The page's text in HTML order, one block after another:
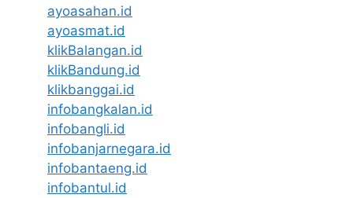
ayoasahan.id
ayoasmat.id
klikBalangan.id
klikBandung.id
klikbanggai.id
infobangkalan.id
infobangli.id
infobanjarnegara.id
infobantaeng.id
infobantul.id